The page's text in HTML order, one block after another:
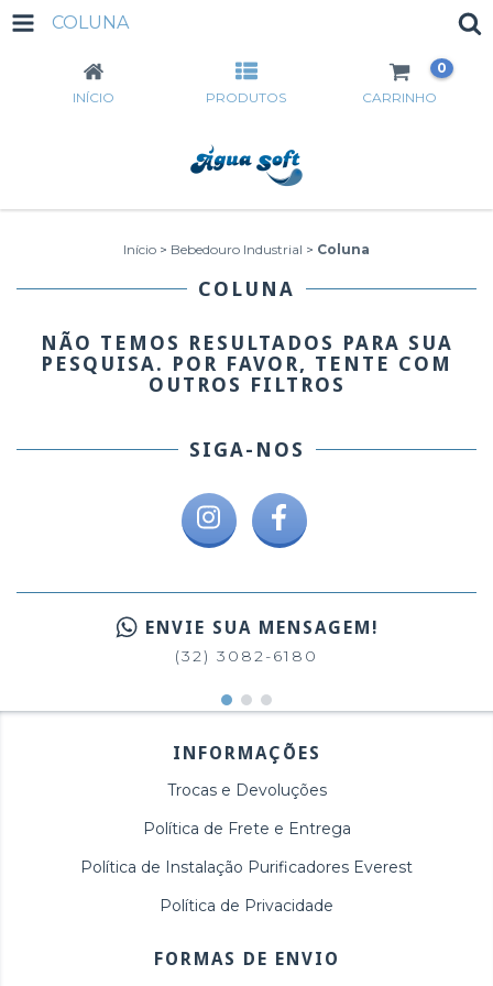
COLUNA
INÍCIO PRODUTOS CARRINHO
0
Início > Bebedouro Industrial > Coluna
COLUNA
NÃO TEMOS RESULTADOS PARA SUA
PESQUISA. POR FAVOR, TENTE COM
OUTROS FILTROS
SIGA-NOS
ENVIE SUA MENSAGEM!
(32) 3082-6180
INFORMAÇÕES
Trocas e Devoluções
Política de Frete e Entrega
Política de Instalação Purificadores Everest
Política de Privacidade
FORMAS DE ENVIO